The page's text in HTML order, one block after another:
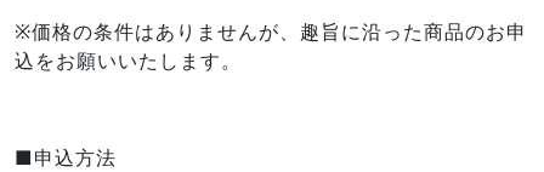
※価格の条件はありませんが、趣旨に沿った商品のお申
込をお願いいたします。
■申込方法